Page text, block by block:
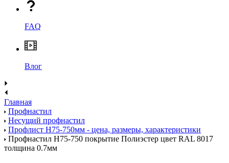
FAQ
Влог
Главная
Профнастил
Несущий профнастил
Профлист Н75-750мм - цена, размеры, характеристики
Профнастил H75-750 покрытие Полиэстер цвет RAL 8017
толщина 0.7мм